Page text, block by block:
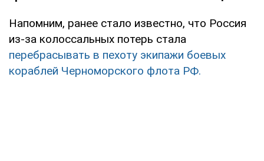
Напомним, ранее стало известно, что Россия
из-за колоссальных потерь стала
перебрасывать в пехоту экипажи боевых
кораблей Черноморского флота РФ.